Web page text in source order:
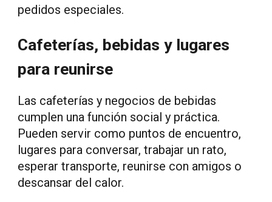
pedidos especiales.
Cafeterías, bebidas y lugares
para reunirse
Las cafeterías y negocios de bebidas
cumplen una función social y práctica.
Pueden servir como puntos de encuentro,
lugares para conversar, trabajar un rato,
esperar transporte, reunirse con amigos o
descansar del calor.